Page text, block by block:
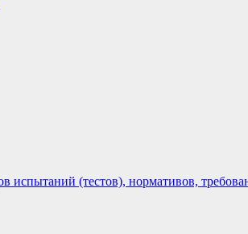
(тестов), нормативов,